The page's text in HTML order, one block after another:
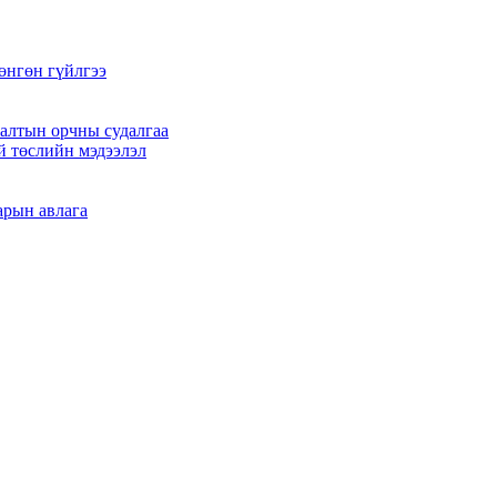
гүйлгээ
орчны судалгаа
төслийн мэдээлэл
авлага